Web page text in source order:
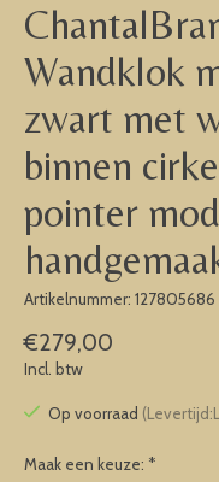
Wandklok
zwart met
binnen
pointer
Artikelnummer: 127805686
€279,00
Incl. btw
Op voorraad
Maak een keuze: *